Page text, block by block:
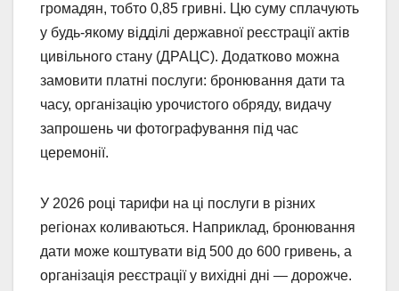
громадян, тобто 0,85 гривні. Цю суму сплачують
у будь-якому відділі державної реєстрації актів
цивільного стану (ДРАЦС). Додатково можна
замовити платні послуги: бронювання дати та
часу, організацію урочистого обряду, видачу
запрошень чи фотографування під час
церемонії.
У 2026 році тарифи на ці послуги в різних
регіонах коливаються. Наприклад, бронювання
дати може коштувати від 500 до 600 гривень, а
організація реєстрації у вихідні дні — дорожче.